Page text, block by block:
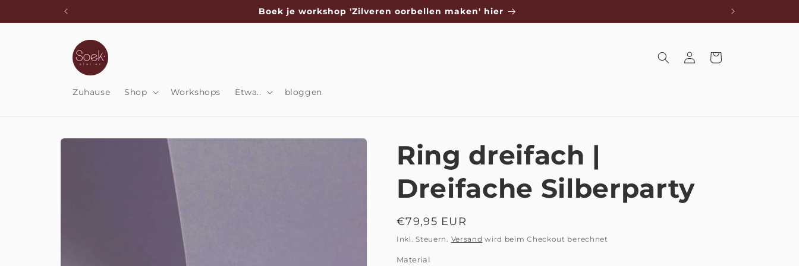
Inhalt
Boek je workshop 'Zilveren oorbellen maken' hier
Zuhause Shop Workshops Etwa.. bloggen
EinloggenWarenkorb
Zu
Ring dreifach |
Dreifache Silberparty
Normaler
Preis
€79,95 EUR
Inkl. Steuern. Versand wird beim Checkout berechnet
Material